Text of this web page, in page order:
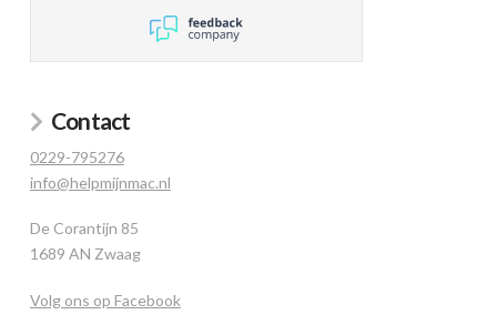
Contact
0229-795276
info@helpmijnmac.nl
De Corantijn 85
1689 AN Zwaag
Volg ons op Facebook